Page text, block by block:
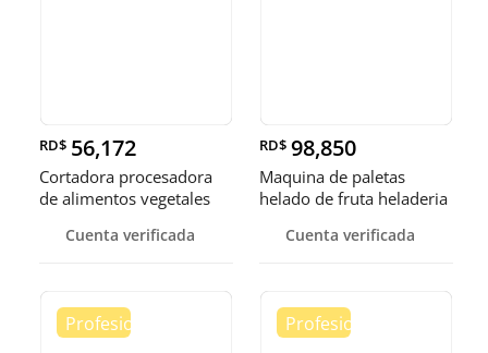
RD$ 56,172
Cortadora procesadora
de alimentos vegetales
Cuenta verificada
RD$ 98,850
Maquina de paletas
helado de fruta heladeria
Cuenta verificada